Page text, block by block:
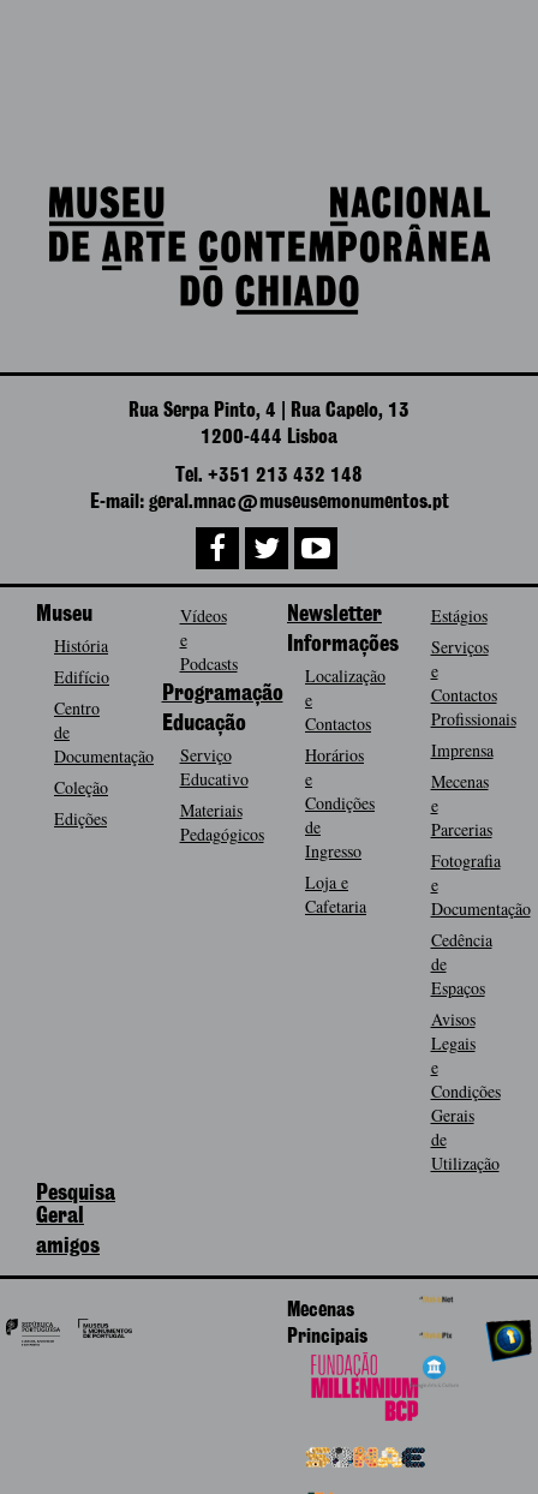
Rua Serpa Pinto, 4 | Rua Capelo, 13
1200-444 Lisboa
Tel. +351 213 432 148
E-mail: geral.mnac@museusemonumentos.pt
Museu
História
Edifício
Centro
de
Documentação
Coleção
Edições
Vídeos
e
Podcasts
Programação
Educação
Serviço
Educativo
Materiais
Pedagógicos
Newsletter
Informações
Localização
e
Contactos
Horários
e
Condições
de
Ingresso
Loja e
Cafetaria
Estágios
Serviços
e
Contactos
Profissionais
Imprensa
Mecenas
e
Parcerias
Fotografia
e
Documentação
Cedência
de
Espaços
Avisos
Legais
e
Condições
Gerais
de
Utilização
Pesquisa
Geral
amigos
Mecenas
Principais